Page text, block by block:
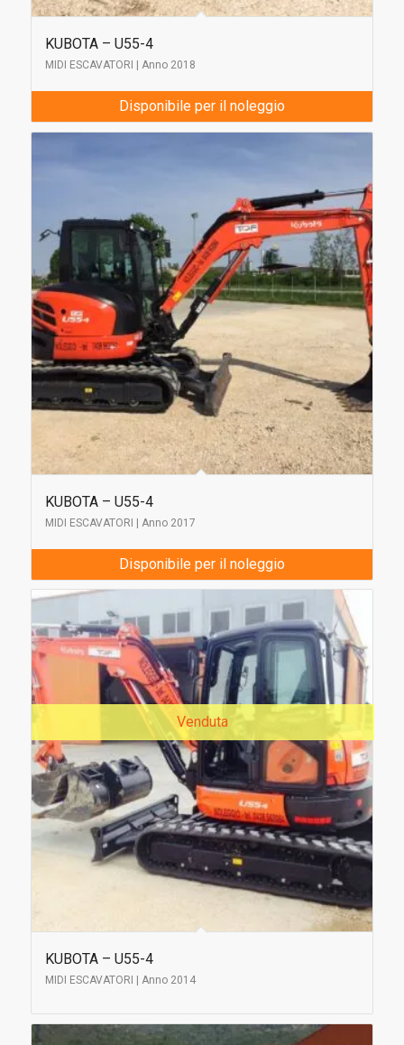
KUBOTA – U55-4
MIDI ESCAVATORI | Anno 2018
Disponibile per il noleggio
KUBOTA – U55-4
MIDI ESCAVATORI | Anno 2017
Disponibile per il noleggio
Venduta
KUBOTA – U55-4
MIDI ESCAVATORI | Anno 2014